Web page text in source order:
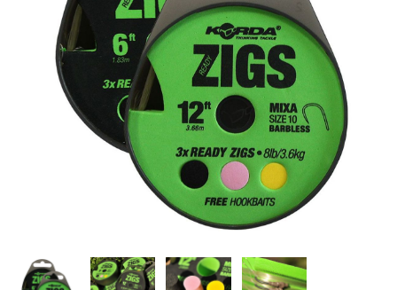
Carpfishing Material Montajes